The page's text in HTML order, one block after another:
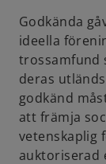
Godkända
ideella
trossamfund
deras
godkänd
att främja
vetenskaplig
auktoriserad